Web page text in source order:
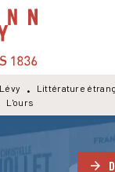
• Littérature
L'ours
arrow_forward